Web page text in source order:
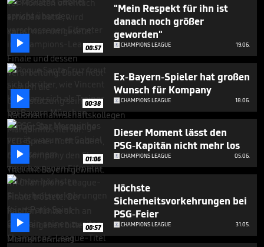
59
 00:57
"Mein Respekt für ihn ist
danach noch größer
geworden"
CHAMPIONS LEAGUE 19.06.
 00:38
Ex-Bayern-Spieler hat großen
Wunsch für Kompany
CHAMPIONS LEAGUE 18.06.
 01:06
Dieser Moment lässt den
PSG-Kapitän nicht mehr los
CHAMPIONS LEAGUE 05.06.
 00:57
Höchste
Sicherheitsvorkehrungen bei
PSG-Feier
CHAMPIONS LEAGUE 31.05.